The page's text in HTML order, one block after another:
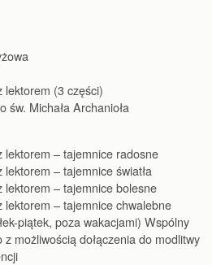
lektorem (3 części)
św. Michała Archanioła
lektorem – tajemnice radosne
– tajemnice światła
lektorem – tajemnice bolesne
lektorem – tajemnice chwalebne
piątek, poza wakacjami) Wspólny
z możliwością dołączenia do modlitwy